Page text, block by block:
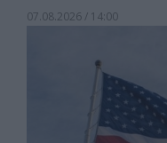
07.08.2026 / 14:00